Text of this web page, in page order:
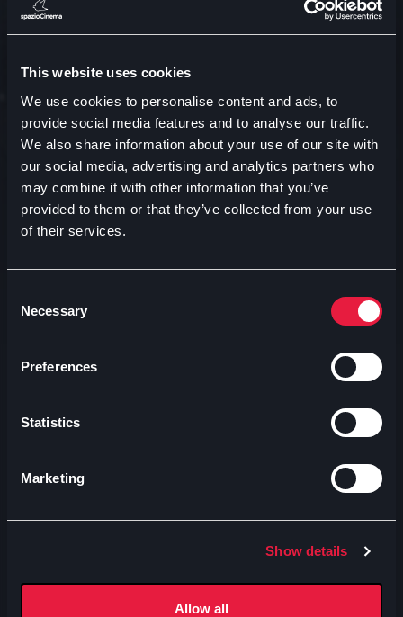
This website uses cookies
We use cookies to personalise content and ads, to
provide social media features and to analyse our traffic.
We also share information about your use of our site with
our social media, advertising and analytics partners who
may combine it with other information that you’ve
provided to them or that they’ve collected from your use
of their services.
Selection
Necessary
Preferences
Statistics
Marketing
Show details
Allow all
Arianteo villa reale
ARIANTEO MONZA